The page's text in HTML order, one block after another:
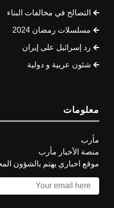
التصالح في مخالفات البناء
مسلسلات رمضان 2024
رد إسرائيل على إيران
شئون عربية و دولية
معلومات
مأرب
منصة الأخبار مأرب
موقع اخباري يهتم بالشؤون